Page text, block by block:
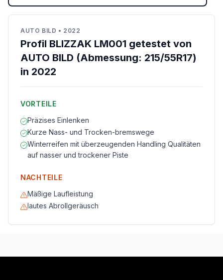
AUTO BILD • 2022
Profil BLIZZAK LM001 getestet von
AUTO BILD (Abmessung: 215/55R17)
in 2022
VORTEILE
Präzises Einlenken
Kurze Nass- und Trocken-bremswege
Winterreifen mit überzeugenden Handling Qualitäten
auf nasser und trockener Piste
NACHTEILE
Mäßige Laufleistung
lautes Abrollgeräusch